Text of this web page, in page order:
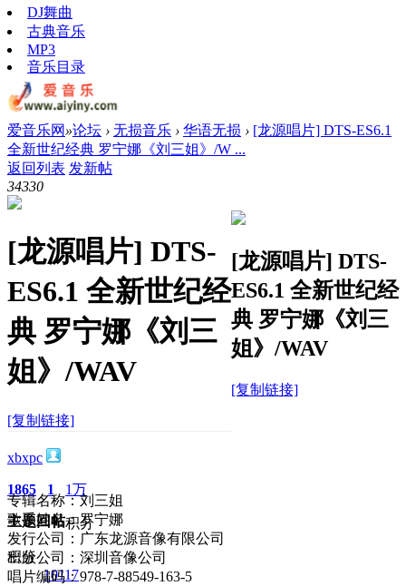
DJ舞曲
古典音乐
MP3
音乐目录
爱音乐网 »论坛 › 无损音乐 › 华语无损 › [龙源唱片] DTS-ES6.1
全新世纪经典 罗宁娜《刘三姐》/W ...
返回列表 发新帖
34330
[龙源唱片] DTS-
ES6.1 全新世纪经
典 罗宁娜《刘三
姐》/WAV
[复制链接]
[龙源唱片] DTS-
ES6.1 全新世纪经
典 罗宁娜《刘三
姐》/WAV
[复制链接]
xbxpc
1865
主题
1
回帖
1万
积分
积分
10117
专辑名称：刘三姐
歌手姓名：罗宁娜
发行公司：广东龙源音像有限公司
出版公司：深圳音像公司
唱片编码：978-7-88549-163-5